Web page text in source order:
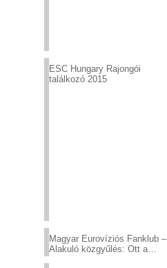
ESC Hungary Rajongói
találkozó 2015
Magyar Eurovíziós Fanklub –
Alakuló közgyűlés: Ott a